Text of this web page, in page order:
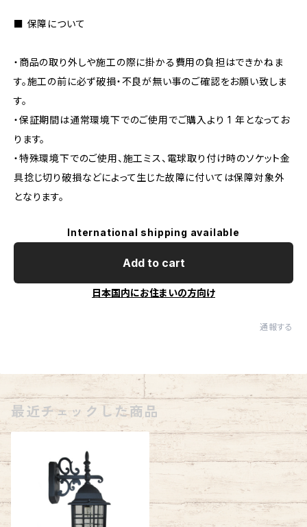
■ 保障について
・商品の取り外しや施工の際に掛かる費用の負担はできかねま
す。施工の前に必ず破損・不良が無い事のご確認をお願い致しま
す。
・保証期間は通常環境下でのご使用でご購入より 1 年となってお
ります。
・特殊環境下でのご使用、施工ミス、電球取り付け時のソケット金
具捻じ切り破損などによって生じた故障に付いては保障対象外
となります。
International shipping available
Add to cart
日本国内にお住まいの方向け
通報する
最近チェックした商品